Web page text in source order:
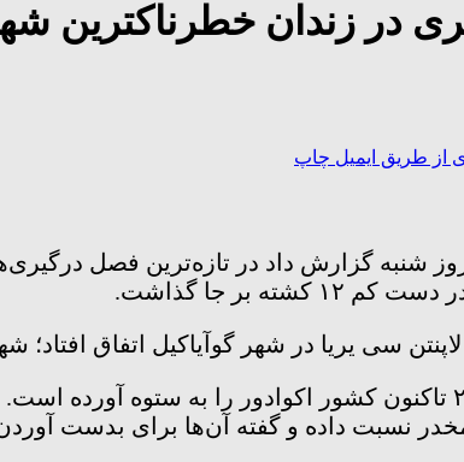
از طریق ایمیل چاپ
شنبه گزارش داد در تازه‌ترین فصل
بر جا گذاشت.
سی یریا در شهر گوآیاکیل اتفاق
شورش در زندان‌ها از سال ۲۰۲۱ تاکنون کشور اکوادور را
نسبت داده و گفته آن‌ها برای بدست